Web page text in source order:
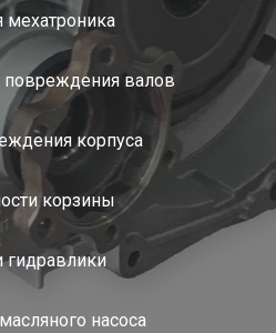
мехатроника
валов
корпуса
корзины
гидравлики
насоса